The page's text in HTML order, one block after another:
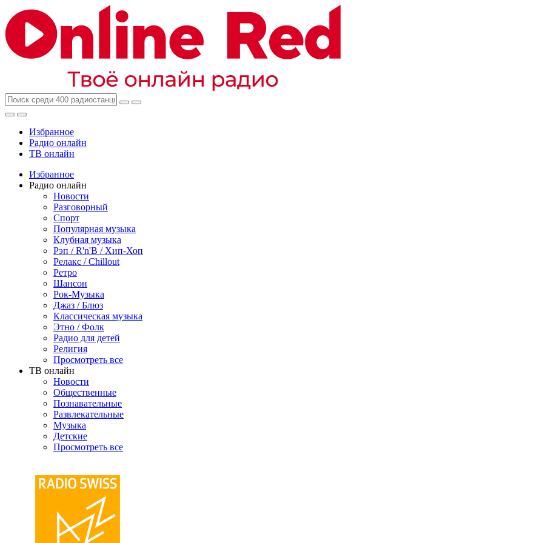
Избранное
Радио онлайн
ТВ онлайн
Избранное
Радио онлайн
Новости
Разговорный
Спорт
Популярная музыка
Клубная музыка
Рэп / R'n'B / Хип-Хоп
Релакс / Chillout
Ретро
Шансон
Рок-Музыка
Джаз / Блюз
Классическая музыка
Этно / Фолк
Радио для детей
Религия
Просмотреть все
ТВ онлайн
Новости
Общественные
Познавательные
Развлекательные
Музыка
Детские
Просмотреть все